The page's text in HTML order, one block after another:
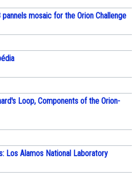
mosaic for the Orion Challenge
Loop, Components of the Orion-
Los Alamos National Laboratory